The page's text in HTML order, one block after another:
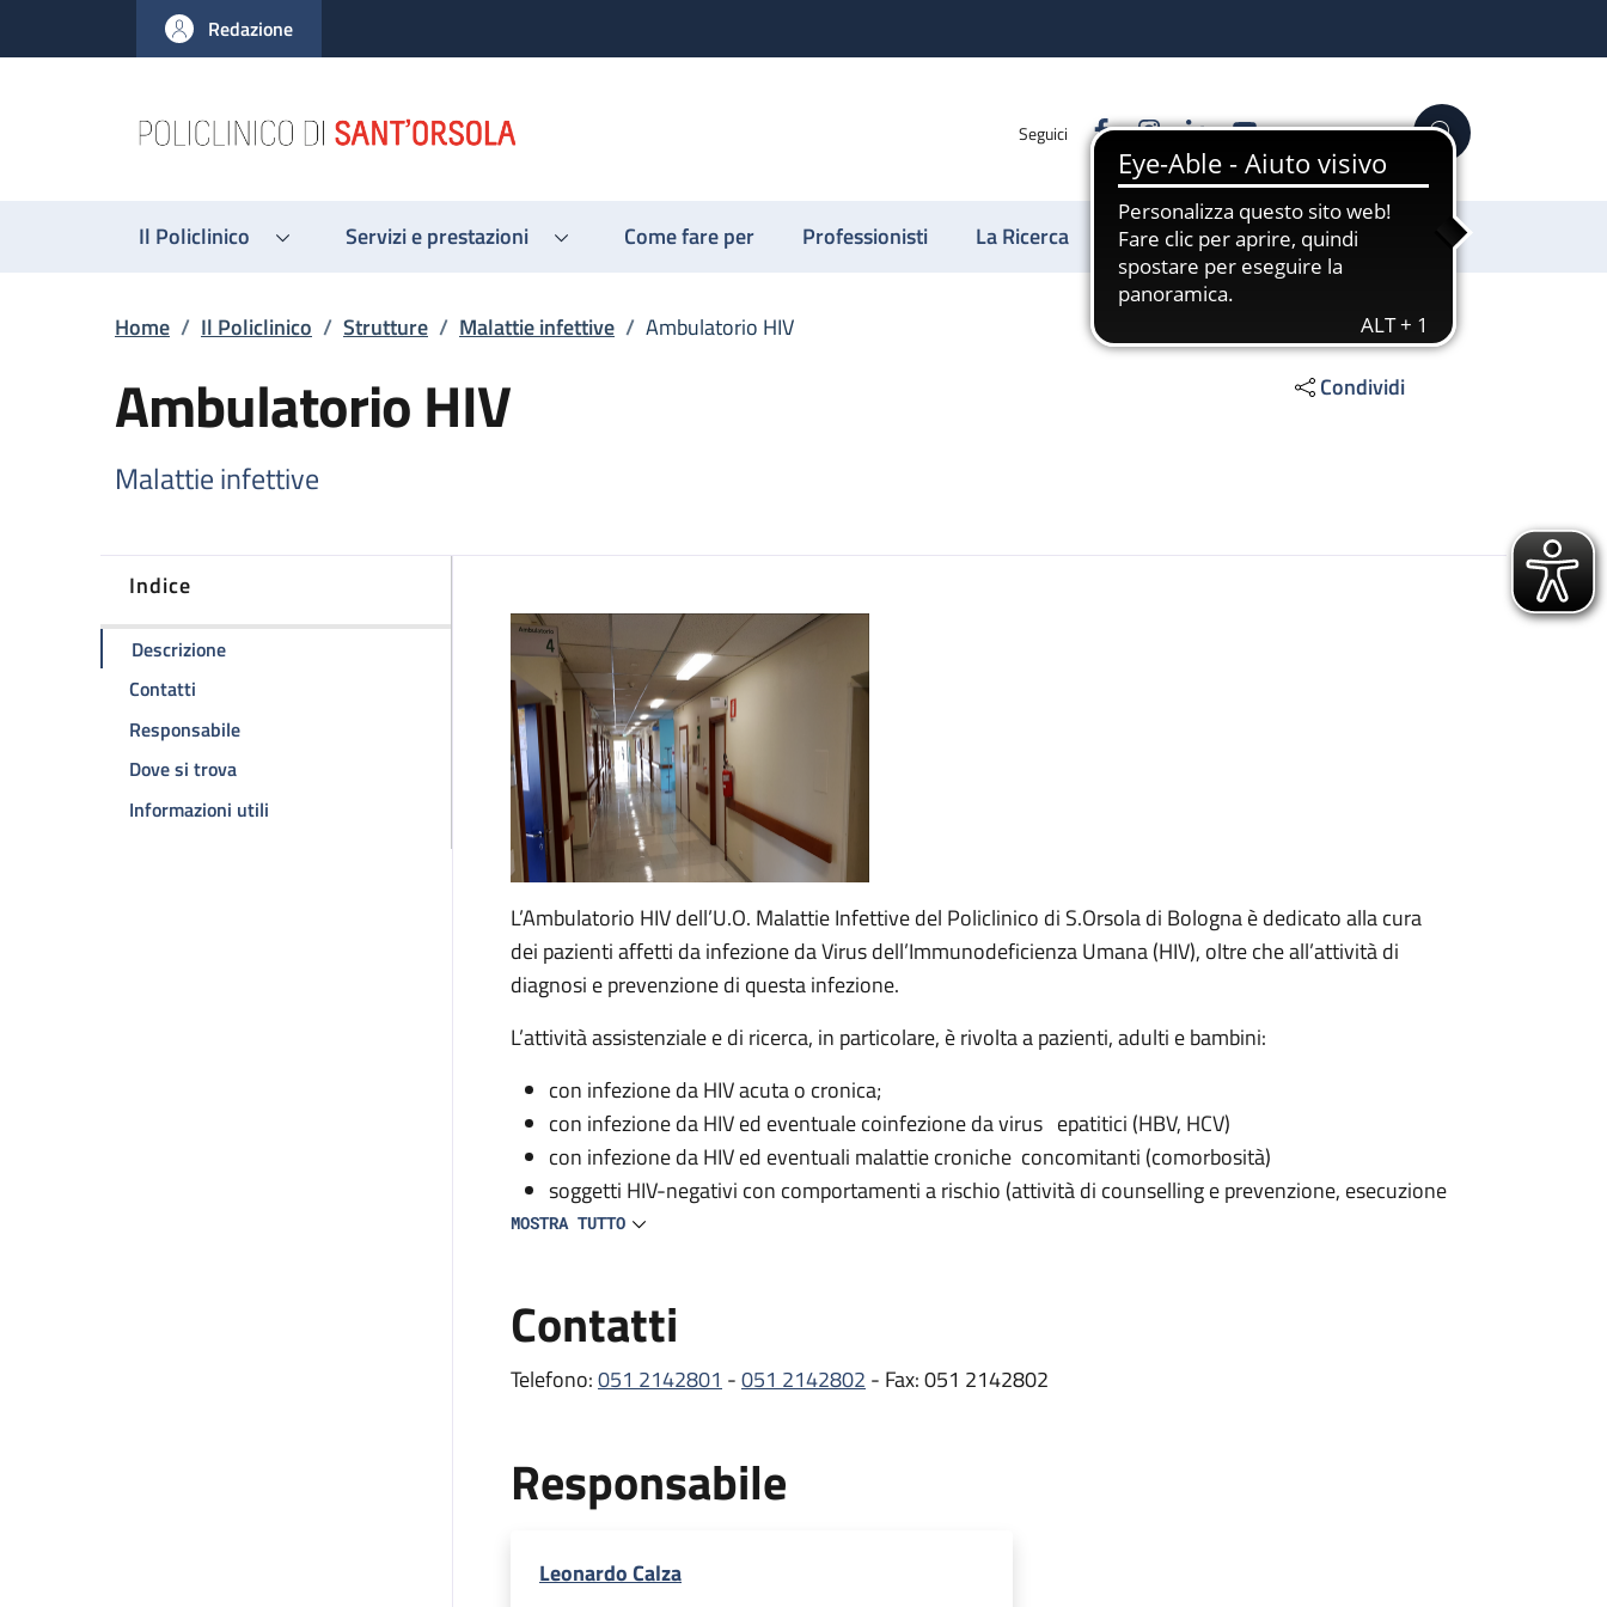
al contenuto principale
to footer content
Redazione
Seguici FacebookInstagram
LinkedinYouTube Cerca
Il Policlinico Servizi e prestazioni Come fare per Professionisti La Ricerca Sostienici
Briciole di pane
Home / Il Policlinico / Strutture / Malattie infettive / Ambulatorio HIV
Ambulatorio HIV
Malattie infettive
Condividi
Indice
Descrizionedella pagina Ambulatorio HIV
Contatti
Responsabiledella pagina Ambulatorio HIV
Dove si trovadella pagina Ambulatorio HIV
Informazioni utili
Descrizione
L’Ambulatorio HIV dell’U.O. Malattie Infettive del Policlinico di S.Orsola di Bologna è dedicato alla cura
dei pazienti affetti da infezione da Virus dell’Immunodeficienza Umana (HIV), oltre che all’attività di
diagnosi e prevenzione di questa infezione.
L’attività assistenziale e di ricerca, in particolare, è rivolta a pazienti, adulti e bambini:
con infezione da HIV acuta o cronica;
con infezione da HIV ed eventuale coinfezione da virus epatitici (HBV, HCV)
con infezione da HIV ed eventuali malattie croniche concomitanti (comorbosità)
soggetti HIV-negativi con comportamenti a rischio (attività di counselling e prevenzione, esecuzione
del test HIV).
antiretrovirali) e partecipa a vari studi clinici nazionali e internazionali relativi all’infezione da HIV,
alle comorbosità e all’efficacia/tollerabilità dei farmaci antiretrovirali.
L’ambulatorio si occupa dei pazienti con infezione da HIV, svolgendo un’attività assistenziale che
monitoraggio dell’infezione, oltre alla prescrizione e distribuzione della terapia antiretrovirale e degli altri
farmaci per il trattamento delle comorbosità (erogati dalla Farmacia Ospedaliera con un punto di
MOSTRA TUTTO
Contatti
Telefono:051 2142801 -051 2142802 - Fax: 051 2142802
Responsabile
Leonardo Calza